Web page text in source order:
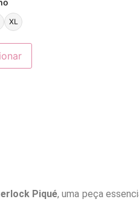
XL
Piqué, uma peça